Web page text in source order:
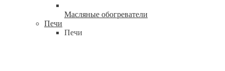
Масляные обогреватели
Печи
Печи